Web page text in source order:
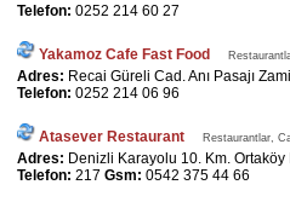
Telefon: 0252 214 60 27
Yakamoz Cafe Fast Food
Adres: Recai Güreli Cad. Anı Pasajı
Telefon: 0252 214 06 96
Atasever Restaurant Restaurantlar,
Adres: Denizli Karayolu 10. Km.
Telefon: 217 Gsm: 0542 375 44 66